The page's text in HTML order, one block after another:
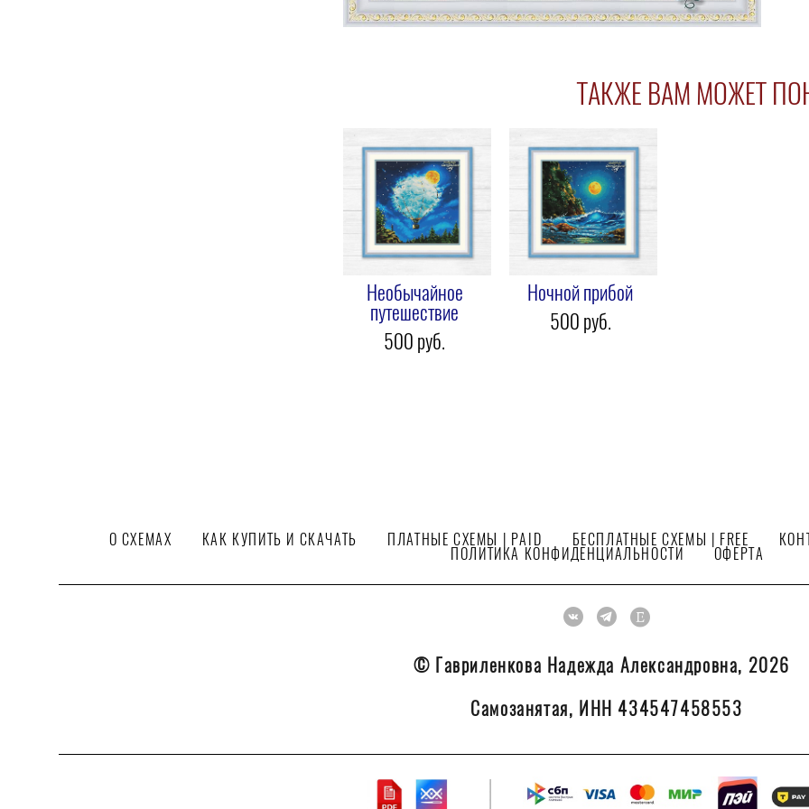
ТАКЖЕ ВАМ МОЖЕТ
Необычайное
путешествие
500 pуб.
Ночной прибой
500 pуб.
О СХЕМАХ КАК КУПИТЬ И СКАЧАТЬ ПЛАТНЫЕ СХЕМЫ | PAID БЕСПЛАТНЫЕ СХЕМЫ | FREE
ПОЛИТИКА КОНФИДЕНЦИАЛЬНОСТИ
ОФЕРТА
© Гавриленкова Надежда Александровна, 2026
Самозанятая, ИНН 434547458553